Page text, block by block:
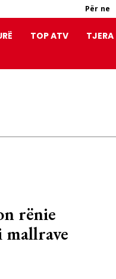
Për ne
TOP ATV TJERA
rënie